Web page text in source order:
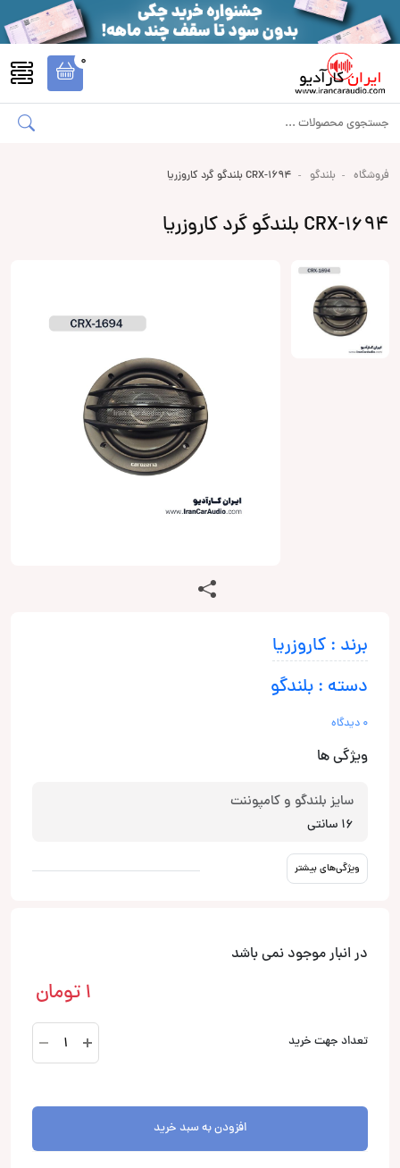
0
فروشگاه بلندگو CRX-1694 بلندگو گرد کاروزریا
CRX-1694 بلندگو گرد کاروزریا
برند : کاروزریا
دسته : بلندگو
0 دیدگاه
ویژگی ها
سایز بلندگو و کامپوننت
16 سانتی
ویژگی‌های بیشتر
در انبار موجود نمی باشد
1 تومان
تعداد جهت خرید
CRX-
1694
افزودن به سبد خرید